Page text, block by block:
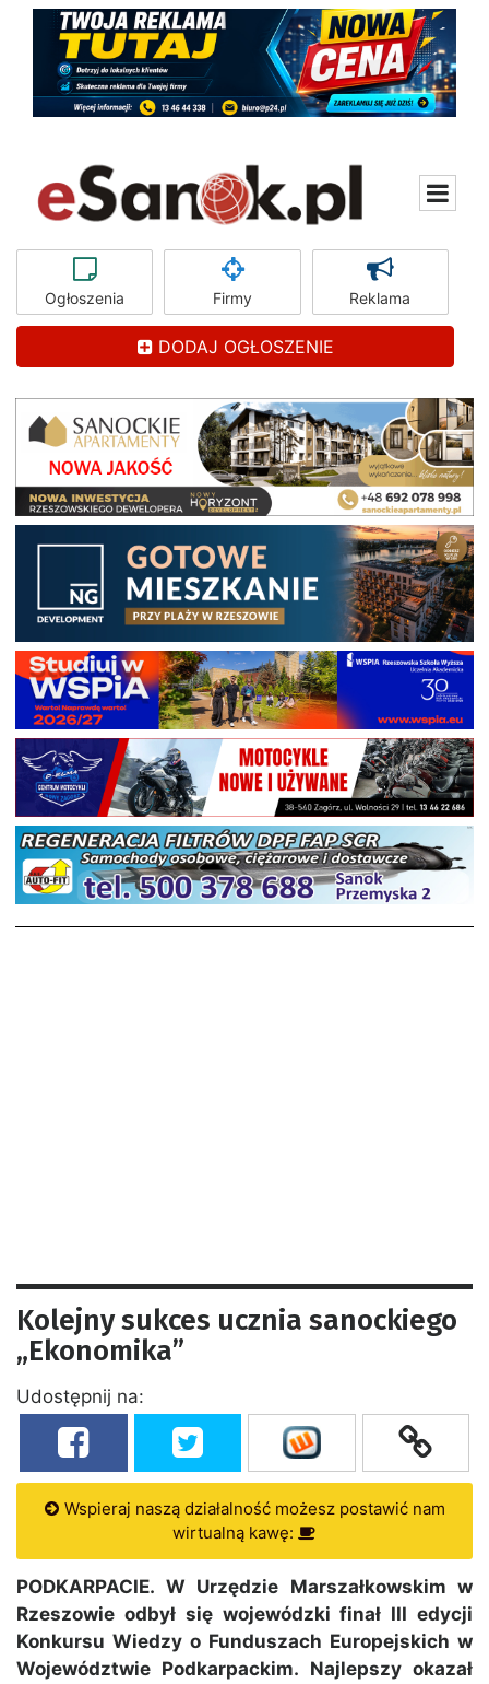
Ogłoszenia Firmy Reklama
DODAJ OGŁOSZENIE
Kolejny sukces ucznia sanockiego
„Ekonomika”
Udostępnij na:
Wspieraj naszą działalność możesz postawić nam
wirtualną kawę:
PODKARPACIE. W Urzędzie Marszałkowskim w
Rzeszowie odbył się wojewódzki finał III edycji
Konkursu Wiedzy o Funduszach Europejskich w
Województwie Podkarpackim. Najlepszy okazał